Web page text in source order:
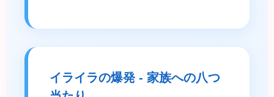
イライラの爆発 - 家族への八つ